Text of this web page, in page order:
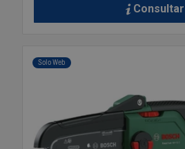
Consultar
Solo Web